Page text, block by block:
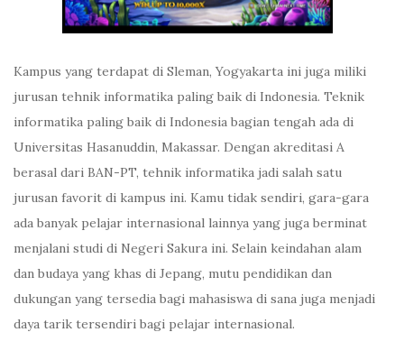
Kampus yang terdapat di Sleman, Yogyakarta ini juga miliki
jurusan tehnik informatika paling baik di Indonesia. Teknik
informatika paling baik di Indonesia bagian tengah ada di
Universitas Hasanuddin, Makassar. Dengan akreditasi A
berasal dari BAN-PT, tehnik informatika jadi salah satu
jurusan favorit di kampus ini. Kamu tidak sendiri, gara-gara
ada banyak pelajar internasional lainnya yang juga berminat
menjalani studi di Negeri Sakura ini. Selain keindahan alam
dan budaya yang khas di Jepang, mutu pendidikan dan
dukungan yang tersedia bagi mahasiswa di sana juga menjadi
daya tarik tersendiri bagi pelajar internasional.